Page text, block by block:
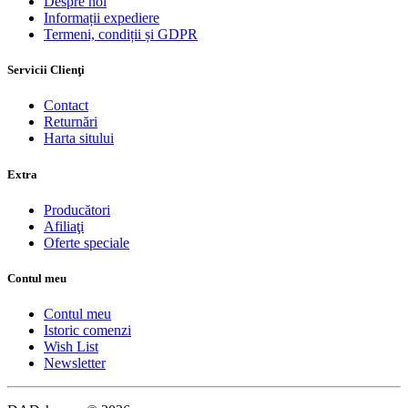
Informații expediere
Termeni, condiții și GDPR
Servicii Clienţi
Contact
Returnări
Harta sitului
Extra
Producători
Afiliaţi
Oferte speciale
Contul meu
Contul meu
Istoric comenzi
Wish List
Newsletter